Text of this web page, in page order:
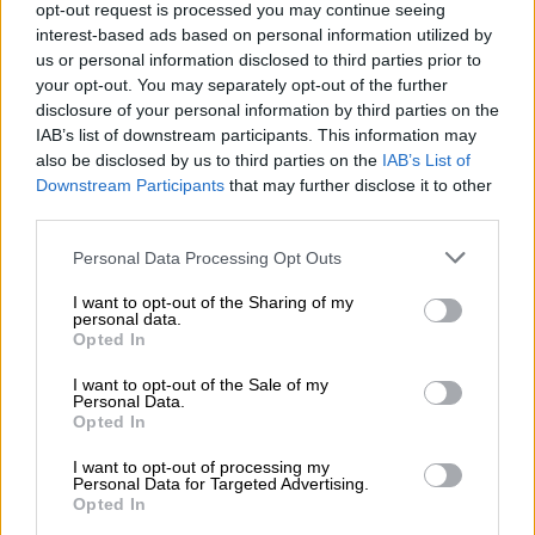
opt-out request is processed you may continue seeing
interest-based ads based on personal information utilized by
us or personal information disclosed to third parties prior to
your opt-out. You may separately opt-out of the further
disclosure of your personal information by third parties on the
IAB’s list of downstream participants. This information may
also be disclosed by us to third parties on the IAB’s List of
Downstream Participants that may further disclose it to other
Personal Data Processing Opt Outs
I want to opt-out of the Sharing of my
personal data.
Opted In
I want to opt-out of the Sale of my
Personal Data.
Opted In
I want to opt-out of processing my
Personal Data for Targeted Advertising.
Opted In
más que en el último informe.
Estas devastadoras cifras han provocado que
las CCAA tengan como prioridad endurecer
las restricciones en sus regiones, y la
mayoría de ellas se inclinan por ampliar el
toque de queda actual, pero solicitan al
Gobierno mecanismos legales para poder
contempla las herramientas jurídicas necesarias
para poder adelantar el toque de queda más
allá de las 22.00 horas, como está fijado
actualmente, por lo que
decreto que recoge el estado de alarma,
para que las distintas autonomías puedan
desde antes.
Por ello, el Ministerio de Sanidad y las distintas